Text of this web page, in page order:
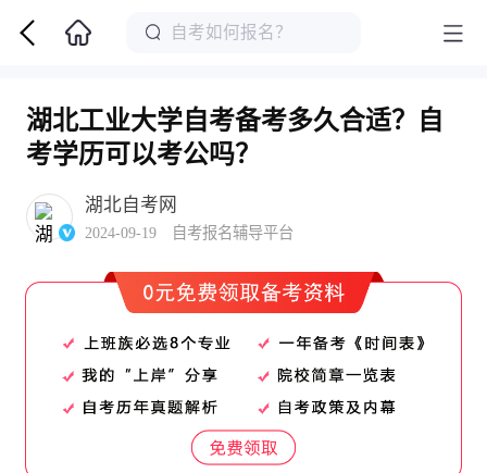
湖北工业大学自考备考多久合适？自
考学历可以考公吗？
湖北自考网
2024-09-19 自考报名辅导平台